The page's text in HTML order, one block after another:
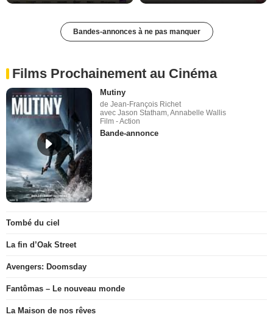
Bandes-annonces à ne pas manquer
Films Prochainement au Cinéma
Mutiny
de Jean-François Richet
avec Jason Statham, Annabelle Wallis
Film - Action
Bande-annonce
Tombé du ciel
La fin d’Oak Street
Avengers: Doomsday
Fantômas – Le nouveau monde
La Maison de nos rêves